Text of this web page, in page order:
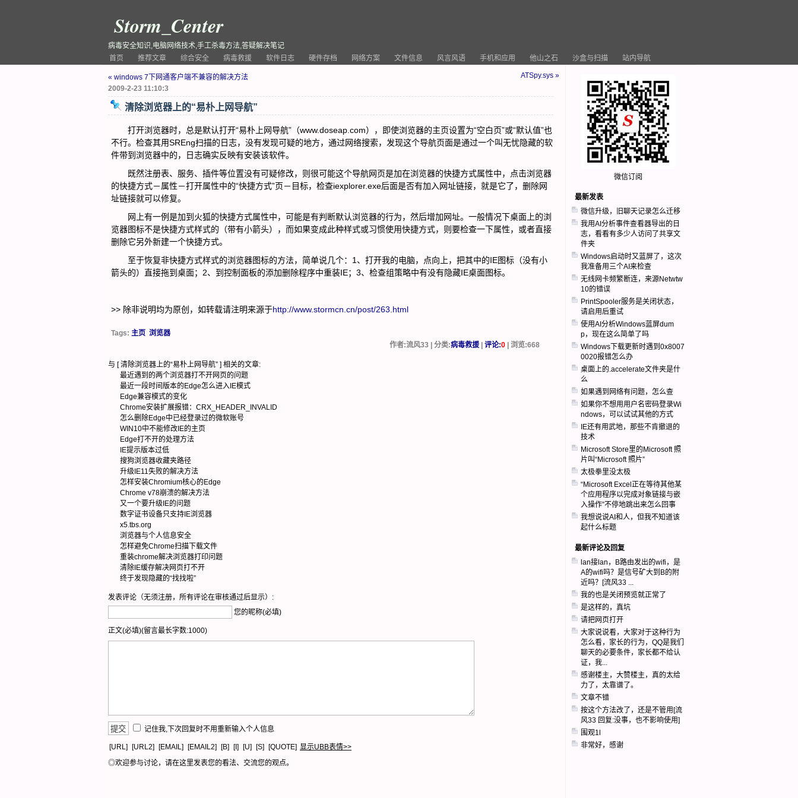
Storm_Center
病毒安全知识,电脑网络技术,手工杀毒方法,答疑解决笔记
首页
推荐文章 综合安全 病毒救援 软件日志 硬件存档 网络方案 文件信息 风言风语 手机和应用 他山之石 沙盒与扫描 站内导航
« windows 7下网通客户端不兼容的解决方法
ATSpy.sys »
2009-2-23 11:10:3
清除浏览器上的“易朴上网导航”
打开浏览器时，总是默认打开“易朴上网导航”（www.doseap.com），即使浏览器的主页设置为“空白页”或“默认值”也
不行。检查其用SREng扫描的日志，没有发现可疑的地方，通过网络搜索，发现这个导航页面是通过一个叫无忧隐藏的软
件带到浏览器中的，日志确实反映有安装该软件。
既然注册表、服务、插件等位置没有可疑修改，则很可能这个导航网页是加在浏览器的快捷方式属性中，点击浏览器
的快捷方式－属性－打开属性中的“快捷方式”页－目标，检查iexplorer.exe后面是否有加入网址链接，就是它了，删除网
址链接就可以修复。
网上有一例是加到火狐的快捷方式属性中，可能是有判断默认浏览器的行为，然后增加网址。一般情况下桌面上的浏
览器图标不是快捷方式样式的（带有小箭头），而如果变成此种样式或习惯使用快捷方式，则要检查一下属性，或者直接
删除它另外新建一个快捷方式。
至于恢复非快捷方式样式的浏览器图标的方法，简单说几个：1、打开我的电脑，点向上，把其中的IE图标（没有小
箭头的）直接拖到桌面；2、到控制面板的添加删除程序中重装IE；3、检查组策略中有没有隐藏IE桌面图标。
>> 除非说明均为原创，如转载请注明来源于http://www.stormcn.cn/post/263.html
Tags: 主页 浏览器
作者:流风33 | 分类:病毒救援 |评论:0 | 浏览:668
与 [清除浏览器上的“易朴上网导航” ] 相关的文章:
最近遇到的两个浏览器打不开网页的问题
最近一段时间版本的Edge怎么进入IE模式
Edge兼容模式的变化
Chrome安装扩展报错：CRX_HEADER_INVALID
怎么删除Edge中已经登录过的微软账号
WIN10中不能修改IE的主页
Edge打不开的处理方法
IE提示版本过低
搜狗浏览器收藏夹路径
升级IE11失败的解决方法
怎样安装Chromium核心的Edge
Chrome v78崩溃的解决方法
又一个要升级IE的问题
数字证书设备只支持IE浏览器
x5.tbs.org
浏览器与个人信息安全
怎样避免Chrome扫描下载文件
重装chrome解决浏览器打印问题
清除IE缓存解决网页打不开
终于发现隐藏的“找找啦”
发表评论（无须注册，所有评论在审核通过后显示）:
您的昵称(必填)
正文(必填)(留言最长字数:1000)
记住我,下次回复时不用重新输入个人信息
[URL] [URL2] [EMAIL] [EMAIL2] [B] [I] [U] [S] [QUOTE] 显示UBB表情>>
◎欢迎参与讨论，请在这里发表您的看法、交流您的观点。
微信订阅
最新发表
微信升级，旧聊天记录怎么迁移
我用AI分析事件查看器导出的日
志，看看有多少人访问了共享文
件夹
Windows启动时又蓝屏了，这次
我准备用三个AI来检查
无线网卡频繁断连，来源Netwtw
10的错误
PrintSpooler服务是关闭状态，
请启用后重试
使用AI分析Windows蓝屏dum
p，现在这么简单了吗
Windows下载更新时遇到0x8007
0020报错怎么办
桌面上的.accelerate文件夹是什
么
如果遇到网络有问题，怎么查
如果你不想用用户名密码登录Wi
ndows，可以试试其他的方式
IE还有用武地，那些不肯撤退的
技术
Microsoft Store里的Microsoft 照
片叫“Microsoft 照片”
太极拳里没太极
“Microsoft Excel正在等待其他某
个应用程序以完成对象链接与嵌
入操作”不停地跳出来怎么回事
我想说说AI和人，但我不知道该
起什么标题
最新评论及回复
lan接lan，B路由发出的wifi，是
A的wifi吗？是信号矿大到B的附
近吗？[流风33 ...
我的也是关闭预览就正常了
是这样的，真坑
请把网页打开
大家说说看，大家对于这种行为
怎么看，家长的行为，QQ是我们
聊天的必要条件，家长都不给认
证，我...
感谢楼主，大赞楼主，真的太给
力了，太靠谱了。
文章不错
按这个方法改了，还是不管用[流
风33 回复:没事，也不影响使用]
围观1l
非常好，感谢